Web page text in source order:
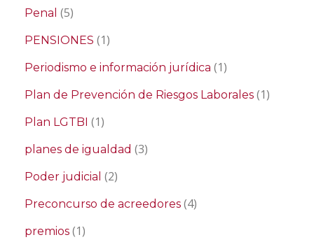
Penal (5)
PENSIONES (1)
Periodismo e información jurídica (1)
Plan de Prevención de Riesgos Laborales (1)
Plan LGTBI (1)
planes de igualdad (3)
Poder judicial (2)
Preconcurso de acreedores (4)
premios (1)